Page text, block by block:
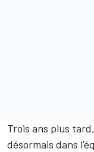
Trois ans plus
désormais dans